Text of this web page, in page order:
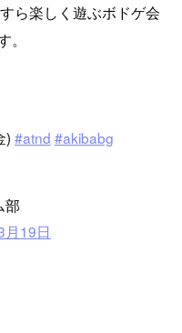
ら楽しく遊ぶボドゲ会
) #atnd #akibabg
部
19日